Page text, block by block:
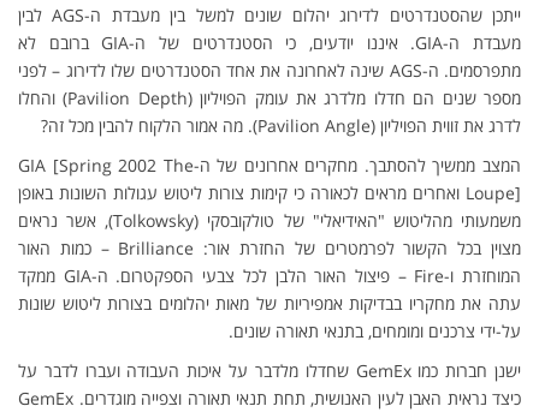
ייתכן שהסטנדרטים לדירוג יהלום שונים למשל בין מעבדת ה-AGS לבין
מעבדת ה-GIA. איננו יודעים, כי הסטנדרטים של ה-GIA ברובם לא
מתפרסמים. ה-AGS שינה לאחרונה את אחד הסטנדרטים שלו לדירוג – לפני
מספר שנים הם חדלו מלדרג את עומק הפויליון (Pavilion Depth) והחלו
לדרג את זווית הפויליון (Pavilion Angle). מה אמור הלקוח להבין מכל זה?
המצב ממשיך להסתבך. מחקרים אחרונים של ה-GIA [Spring 2002 The
Loupe] ואחרים מראים לכאורה כי קימות צורות ליטוש עגולות השונות באופן
משמעותי מהליטוש "האידיאלי" של טולקובסקי (Tolkowsky), אשר נראים
מצוין בכל הקשור לפרמטרים של החזרת אור: Brilliance – כמות האור
המוחזרת ו-Fire – פיצול האור הלבן לכל צבעי הספקטרום. ה-GIA ממקד
עתה את מחקריו בבדיקות אמפיריות של מאות יהלומים בצורות ליטוש שונות
על-ידי צרכנים ומומחים, בתנאי תאורה שונים.
ישנן חברות כמו GemEx שחדלו מלדבר על איכות העבודה ועברו לדבר על
כיצד נראית האבן לעין האנושית, תחת תנאי תאורה וצפייה מוגדרים. GemEx